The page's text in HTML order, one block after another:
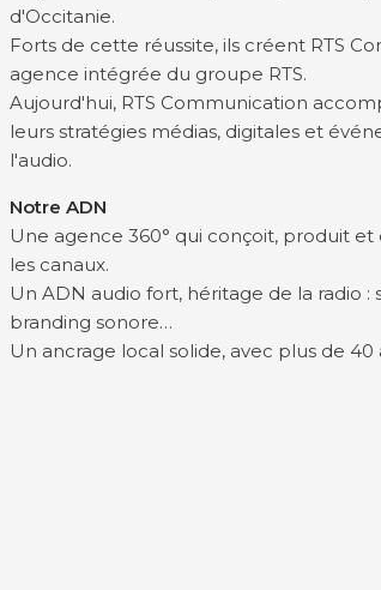
d'Occitanie.
Forts de cette réussite, ils créent RTS
agence intégrée du groupe RTS.
Aujourd'hui, RTS Communication
leurs stratégies médias, digitales et
l'audio.
Notre ADN
Une agence 360° qui conçoit, produit
les canaux.
Un ADN audio fort, héritage de la radio :
branding sonore…
Un ancrage local solide, avec plus de